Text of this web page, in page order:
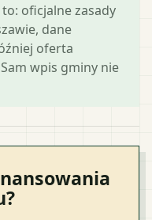
oficjalne zasady
dane
oferta
wpis gminy nie